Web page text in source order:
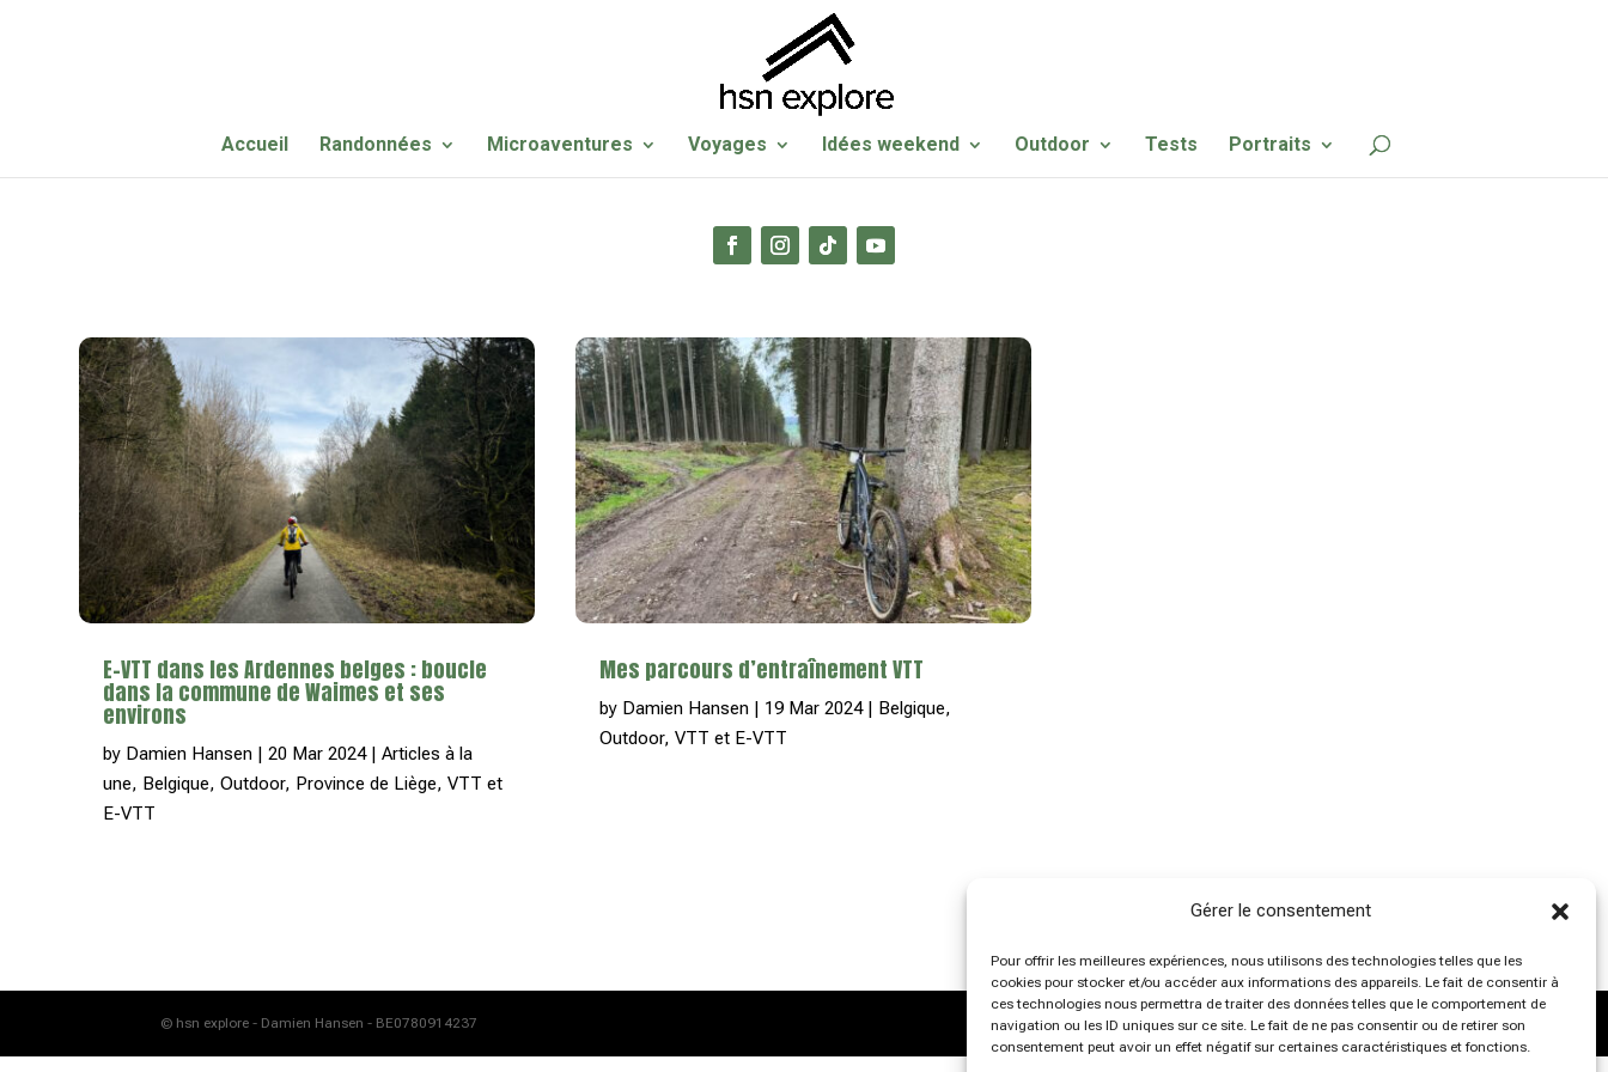
Gérer le consentement
Pour offrir les meilleures expériences, nous utilisons des technologies telles que les
cookies pour stocker et/ou accéder aux informations des appareils. Le fait de consentir à
ces technologies nous permettra de traiter des données telles que le comportement de
navigation ou les ID uniques sur ce site. Le fait de ne pas consentir ou de retirer son
consentement peut avoir un effet négatif sur certaines caractéristiques et fonctions.
Accueil Randonnées Microaventures Voyages Idées weekend Outdoor Tests Portraits
E-VTT dans les Ardennes belges : boucle
dans la commune de Waimes et ses
environs
by Damien Hansen |20 Mar 2024|Articles à la
une, Belgique,Outdoor, Province de Liège,VTT et
E-VTT
Mes parcours d’entraînement VTT
by Damien Hansen | 19 Mar 2024| Belgique,
Outdoor,VTT et E-VTT
© hsn explore - Damien Hansen - BE0780914237